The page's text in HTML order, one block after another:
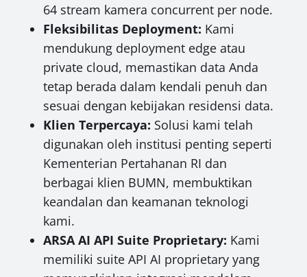
64 stream kamera concurrent per node.
Fleksibilitas Deployment: Kami
mendukung deployment edge atau
private cloud, memastikan data Anda
tetap berada dalam kendali penuh dan
sesuai dengan kebijakan residensi data.
Klien Terpercaya: Solusi kami telah
digunakan oleh institusi penting seperti
Kementerian Pertahanan RI dan
berbagai klien BUMN, membuktikan
keandalan dan keamanan teknologi
kami.
ARSA AI API Suite Proprietary: Kami
memiliki suite API AI proprietary yang